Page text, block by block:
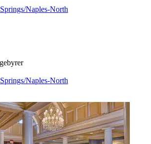
Naples-North
Naples-North